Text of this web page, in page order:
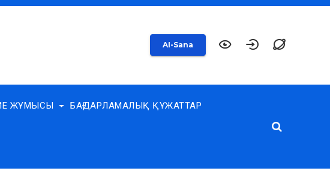
AI-Sana
ЖҰМЫСЫ БАҒДАРЛАМАЛЫҚ ҚҰЖАТТАР